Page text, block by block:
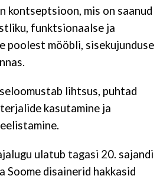
kontseptsioon, mis on saanud
funktsionaalse ja
poolest mööbli, sisekujunduse
lihtsus, puhtad
kasutamine ja
ulatub tagasi 20. sajandi
Soome disainerid hakkasid